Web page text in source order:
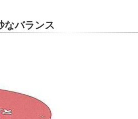
なバランス